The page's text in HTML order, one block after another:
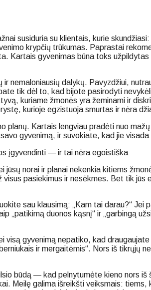
susiduria su klientais, kurie
krypčių trūkumas. Paprastai
Kartais gyvenimas būna toks
nemaloniausių dalykų. Pavyzdžiui,
tik dėl to, kad bijote pasirodyti
kuriame žmonės yra žeminami ir
kurioje egzistuoja smurtas ir nėra
Kartais lengviau pradėti nuo
gyvenimą, ir suvokiate, kad jie visada
įgyvendinti — ir tai nėra egoistiška
norai ir planai nekenkia kitiems
pasiekimus ir nesėkmes. Bet tik
sau klausimą: „Kam tai darau?“
duonos kąsnį“ ir „garbingą
gyvenimą nepatiko, kad
ir mergaitėmis“. Nors iš tikrųjų
būdą — kad pelnytumėte kieno nors
Meilę galima išreikšti veiksmais: